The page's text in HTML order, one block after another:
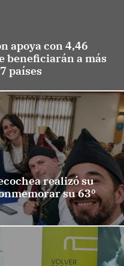
apoya con 4,46
beneficiarán a más
países
realizó su
su 63º